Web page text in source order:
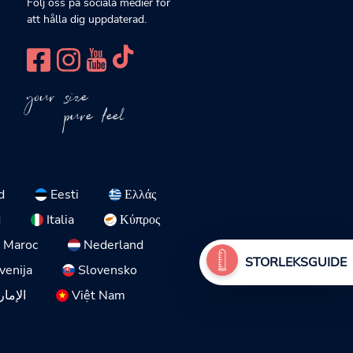
att hålla dig uppdaterad.
your size
pure feel
Eesti
Ελλάς
Italia
Κύπρος
Maroc
Nederland
Slovensko
Việt Nam
STORLEKSGUIDE